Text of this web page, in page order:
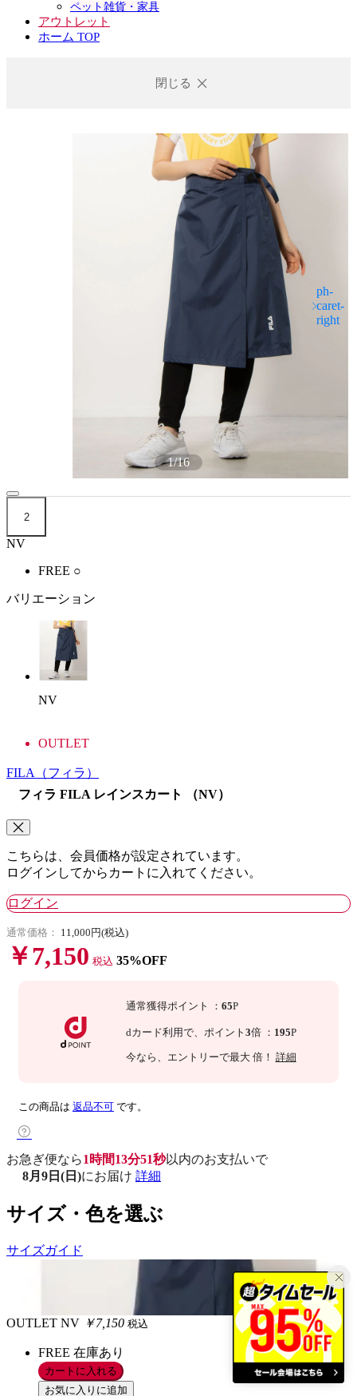
ペット雑貨・家具
アウトレット
ホーム TOP
閉じる
1/16
2
NV
FREE ○
バリエーション
NV
OUTLET
FILA （フィラ）
フィラ FILA レインスカート （NV）
こちらは、会員価格が設定されています。
ログインしてからカートに入れてください。
ログイン
通常価格： 11,000円(税込)
￥7,150 税込 35%OFF
通常獲得ポイント ： 65P
dカード利用で、 ポイント 3倍 ： 195P
今なら 、エントリーで最大 倍！ 詳細
この商品は 返品不可 です。
お急ぎ便なら1時間13分50秒以内のお支払いで
8月9日(日)にお届け 詳細
サイズ・色を選ぶ
サイズガイド
OUTLET NV ￥7,150 税込
FREE 在庫あり
カートに入れる
お気に入りに追加